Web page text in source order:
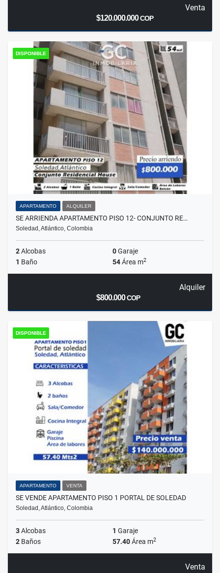
Venta
$120.000.000COP
DISPONIBLE
APARTAMENTO ALQUILER
SE ARRIENDA APARTAMENTO PISO 12- CONJUNTO RE…
Soledad, Atlántico, Colombia
2Alcobas 0Garaje
1 Baño 54Área m2
Alquiler
$800.000COP
DISPONIBLE
APARTAMENTO VENTA
SE VENDE APARTAMENTO PISO 1 PORTAL DE SOLEDAD
Soledad, Atlántico, Colombia
3Alcobas 1 Garaje
2 Baños 57.40Área m2
Venta